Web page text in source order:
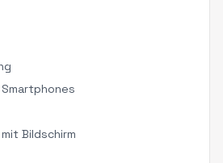
Bildschirm